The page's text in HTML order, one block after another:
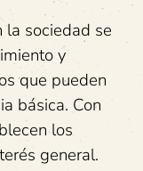
la sociedad se
y
que pueden
básica. Con
los
general.